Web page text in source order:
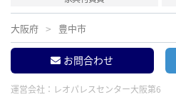
大阪府 豊中市
お問合わせ
運営会社： レオパレスセンター大阪第6